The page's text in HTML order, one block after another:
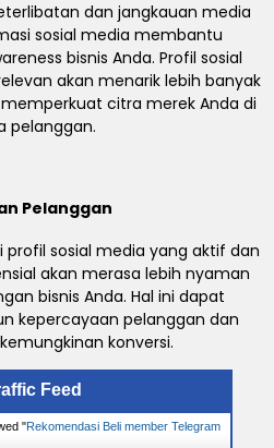
dan jangkauan media
sosial media membantu
bisnis Anda. Profil sosial
akan menarik lebih banyak
citra merek Anda di
pelanggan.
Pelanggan
profil sosial media yang aktif dan
akan merasa lebih nyaman
bisnis Anda. Hal ini dapat
kepercayaan pelanggan dan
konversi.
Feed
"Rekomendasi Beli member Telegram